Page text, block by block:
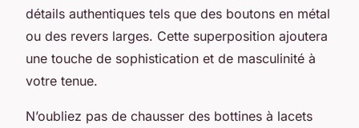
détails authentiques tels que des boutons en métal
ou des revers larges. Cette superposition ajoutera
une touche de sophistication et de masculinité à
votre tenue.
N’oubliez pas de chausser des bottines à lacets